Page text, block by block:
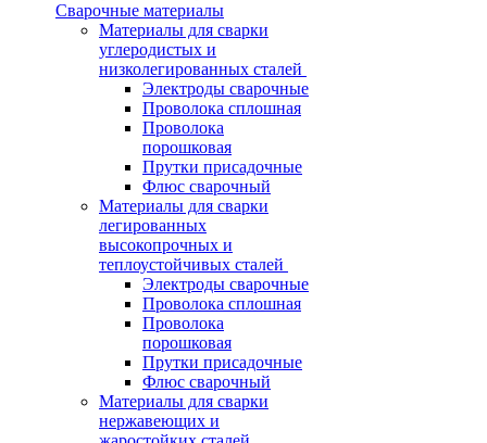
Сварочные материалы
Материалы для сварки
углеродистых и
низколегированных сталей
Электроды сварочные
Проволока сплошная
Проволока
порошковая
Прутки присадочные
Флюс сварочный
Материалы для сварки
легированных
высокопрочных и
теплоустойчивых сталей
Электроды сварочные
Проволока сплошная
Проволока
порошковая
Прутки присадочные
Флюс сварочный
Материалы для сварки
нержавеющих и